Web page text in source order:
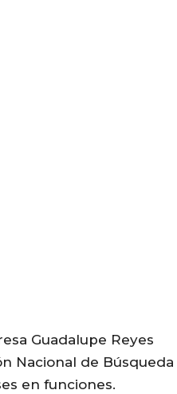
Guadalupe Reyes
Nacional de Búsqueda
en funciones.